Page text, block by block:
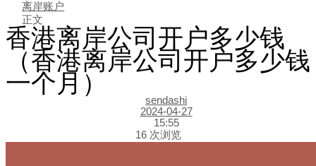
离岸账户
正文
香港离岸公司开户多少钱
（香港离岸公司开户多少钱
一个月）
sendashi
2024-04-27
15:55
16 次浏览